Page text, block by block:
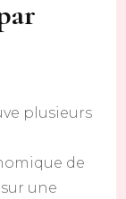
plusieurs
de
une